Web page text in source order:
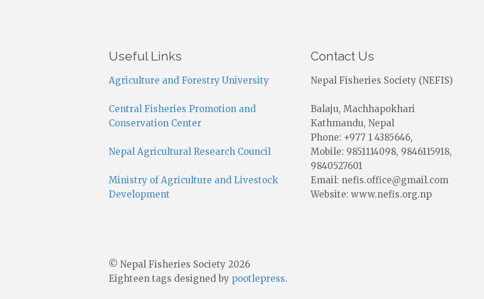
Useful Links
Agriculture and Forestry University
Central Fisheries Promotion and
Conservation Center
Nepal Agricultural Research Council
Ministry of Agriculture and Livestock
Development
Contact Us
Nepal Fisheries Society (NEFIS)
Balaju, Machhapokhari
Kathmandu, Nepal
Phone: +977 1 4385646,
Mobile: 9851114098, 9846115918,
9840527601
Email: nefis.office@gmail.com
Website: www.nefis.org.np
© Nepal Fisheries Society 2026
Eighteen tags designed by pootlepress.